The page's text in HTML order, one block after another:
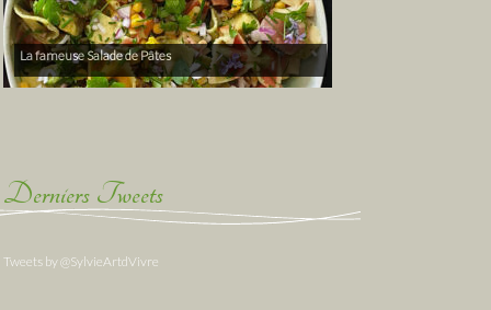
La fameuse Salade de Pâtes
Derniers Tweets
Tweets by @SylvieArtdVivre